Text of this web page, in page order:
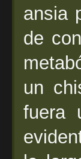
ansia
de
un
fuera